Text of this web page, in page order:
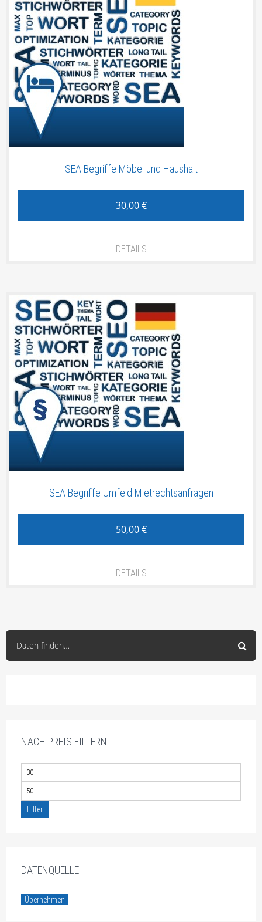
BIG DATA
HANDWERKER
DIENSTLEISTER
PRODUKTDATEN
METADATEN
DOMAINING
SEA Begriffe Möbel und Haushalt
30,00€
DETAILS
SEA Begriffe Umfeld Mietrechtsanfragen
50,00€
DETAILS
Daten finden…
NACH PREIS FILTERN
Filter
DATENQUELLE
Übernehmen